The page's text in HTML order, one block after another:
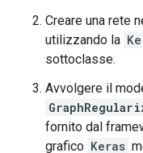
Creare una rete
utilizzando la
sottoclasse.
Avvolgere il
fornito dal
grafico Keras